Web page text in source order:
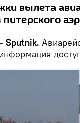
вылета
питерского
Sputnik.